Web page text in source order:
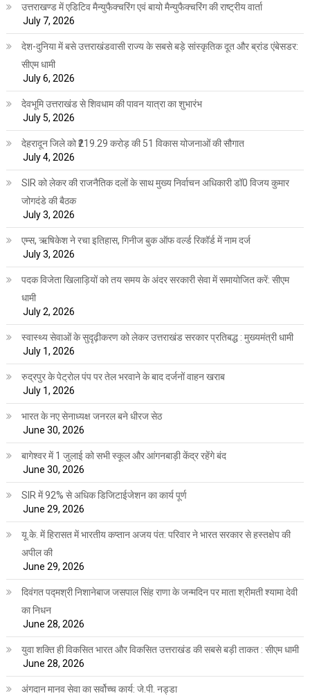
उत्तराखण्ड में एडिटिव मैन्युफैक्चरिंग एवं बायो मैन्युफैक्चरिंग की राष्ट्रीय वार्ता
July 7, 2026
देश-दुनिया में बसे उत्तराखंडवासी राज्य के सबसे बड़े सांस्कृतिक दूत और ब्रांड एंबेसडर:
सीएम धामी
July 6, 2026
देवभूमि उत्तराखंड से शिवधाम की पावन यात्रा का शुभारंभ
July 5, 2026
देहरादून जिले को ₹219.29 करोड़ की 51 विकास योजनाओं की सौगात
July 4, 2026
SIR को लेकर की राजनैतिक दलों के साथ मुख्य निर्वाचन अधिकारी डॉ0 विजय कुमार
जोगदंडे की बैठक
July 3, 2026
एम्स, ऋषिकेश ने रचा इतिहास, गिनीज बुक ऑफ वर्ल्ड रिकॉर्ड में नाम दर्ज
July 3, 2026
पदक विजेता खिलाड़ियों को तय समय के अंदर सरकारी सेवा में समायोजित करें: सीएम
धामी
July 2, 2026
स्वास्थ्य सेवाओं के सुदृढ़ीकरण को लेकर उत्तराखंड सरकार प्रतिबद्ध : मुख्यमंत्री धामी
July 1, 2026
रुद्रपुर के पेट्रोल पंप पर तेल भरवाने के बाद दर्जनों वाहन खराब
July 1, 2026
भारत के नए सेनाध्यक्ष जनरल बने धीरज सेठ
June 30, 2026
बागेश्वर में 1 जुलाई को सभी स्कूल और आंगनबाड़ी केंद्र रहेंगे बंद
June 30, 2026
SIR में 92% से अधिक डिजिटाईजेशन का कार्य पूर्ण
June 29, 2026
यू.के. में हिरासत में भारतीय कप्तान अजय पंत: परिवार ने भारत सरकार से हस्तक्षेप की
अपील की
June 29, 2026
दिवंगत पद्मश्री निशानेबाज जसपाल सिंह राणा के जन्मदिन पर माता श्रीमती श्यामा देवी
का निधन
June 28, 2026
युवा शक्ति ही विकसित भारत और विकसित उत्तराखंड की सबसे बड़ी ताकत : सीएम धामी
June 28, 2026
अंगदान मानव सेवा का सर्वोच्च कार्य: जे.पी. नड्डा